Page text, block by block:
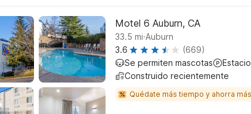
Motel 6 Auburn, CA
33.5 mi.Auburn
3.6
(669)
Se permiten mascotas
Construido recientemente
Quédate más tiempo y ahorra